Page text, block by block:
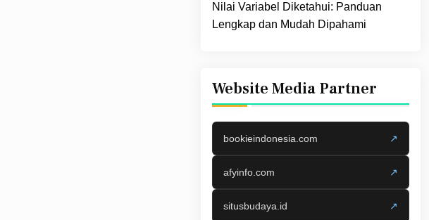
Nilai Variabel Diketahui: Panduan
Lengkap dan Mudah Dipahami
Website Media Partner
bookieindonesia.com ↗
afyinfo.com ↗
situsbudaya.id ↗